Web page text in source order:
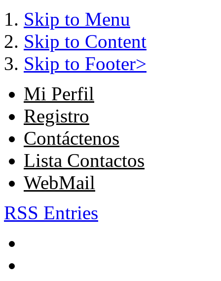
Skip to Menu
Skip to Content
Skip to Footer>
Mi Perfil
Registro
Contáctenos
Lista Contactos
WebMail
RSS Entries